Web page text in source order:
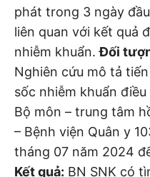
phát trong 3 ngày
liên quan với kết quả
nhiễm khuẩn.Đối
Nghiên cứu mô tả
sốc nhiễm khuẩn
Bộ môn – trung tâm
– Bệnh viện Quân y
tháng 07 năm 2024
Kết quả: BN SNK có